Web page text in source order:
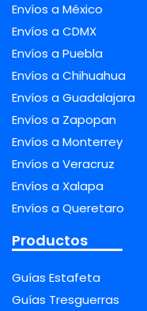
Envíos a México
Envíos a CDMX
Envíos a Puebla
Envíos a Chihuahua
Envíos a Guadalajara
Envíos a Zapopan
Envíos a Monterrey
Envíos a Veracruz
Envíos a Xalapa
Envíos a Queretaro
Productos
Guías Estafeta
Guías Tresguerras